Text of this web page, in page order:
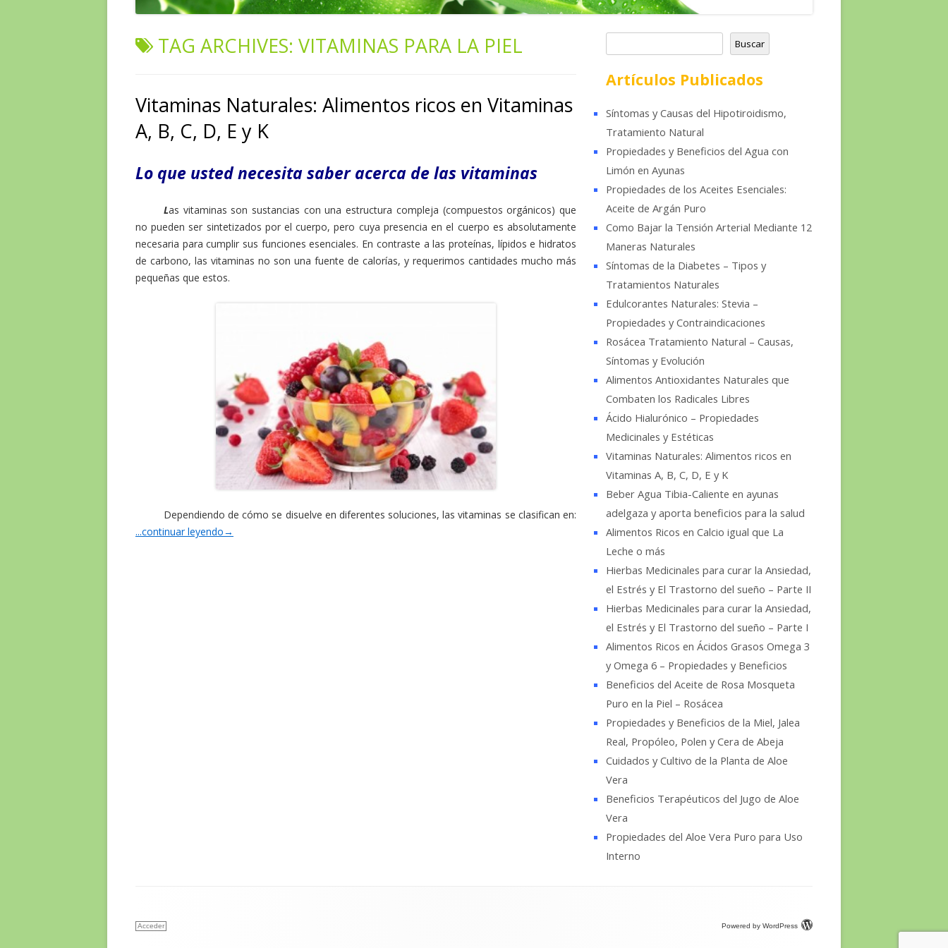
TAG ARCHIVES: VITAMINAS PARA LA PIEL
Vitaminas Naturales: Alimentos ricos en Vitaminas
A, B, C, D, E y K
Lo que usted necesita saber acerca de las vitaminas
Las vitaminas son sustancias con una estructura compleja (compuestos orgánicos) que
no pueden ser sintetizados por el cuerpo, pero cuya presencia en el cuerpo es absolutamente
necesaria para cumplir sus funciones esenciales. En contraste a las proteínas, lípidos e hidratos
de carbono, las vitaminas no son una fuente de calorías, y requerimos cantidades mucho más
pequeñas que estos.
Dependiendo de cómo se disuelve en diferentes soluciones, las vitaminas se clasifican en:
...continuar leyendo→
u
s
a
Buscar
Artículos Publicados
Síntomas y Causas del Hipotiroidismo,
Tratamiento Natural
Propiedades y Beneficios del Agua con
Limón en Ayunas
Propiedades de los Aceites Esenciales:
Aceite de Argán Puro
Como Bajar la Tensión Arterial Mediante 12
Maneras Naturales
Síntomas de la Diabetes – Tipos y
Tratamientos Naturales
Edulcorantes Naturales: Stevia –
Propiedades y Contraindicaciones
Rosácea Tratamiento Natural – Causas,
Síntomas y Evolución
Alimentos Antioxidantes Naturales que
Combaten los Radicales Libres
Ácido Hialurónico – Propiedades
Medicinales y Estéticas
Vitaminas Naturales: Alimentos ricos en
Vitaminas A, B, C, D, E y K
Beber Agua Tibia-Caliente en ayunas
adelgaza y aporta beneficios para la salud
Alimentos Ricos en Calcio igual que La
Leche o más
Hierbas Medicinales para curar la Ansiedad,
el Estrés y El Trastorno del sueño – Parte II
Hierbas Medicinales para curar la Ansiedad,
el Estrés y El Trastorno del sueño – Parte I
Alimentos Ricos en Ácidos Grasos Omega 3
y Omega 6 – Propiedades y Beneficios
Beneficios del Aceite de Rosa Mosqueta
Puro en la Piel – Rosácea
Propiedades y Beneficios de la Miel, Jalea
Real, Propóleo, Polen y Cera de Abeja
Cuidados y Cultivo de la Planta de Aloe
Vera
Beneficios Terapéuticos del Jugo de Aloe
Vera
Propiedades del Aloe Vera Puro para Uso
Interno
Acceder Powered by WordPress